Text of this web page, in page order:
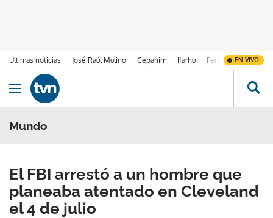
Últimas noticias José Raúl Mulino Cepanim Ifarhu Fenómeno de El
EN VIVO
Ir al contenido
Obrir navegació
Mundo
El FBI arrestó a un hombre que
planeaba atentado en Cleveland
el 4 de julio